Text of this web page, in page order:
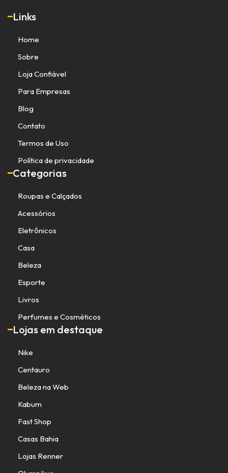
Links
Home
Sobre
Loja Confiável
Para Empresas
Blog
Contato
Termos de Uso
Política de privacidade
Categorias
Roupas e Calçados
Acessórios
Eletrônicos
Casa
Beleza
Esporte
Livros
Perfumes e Cosméticos
Lojas em destaque
Nike
Centauro
Beleza na Web
Kabum
Fast Shop
Casas Bahia
Lojas Renner